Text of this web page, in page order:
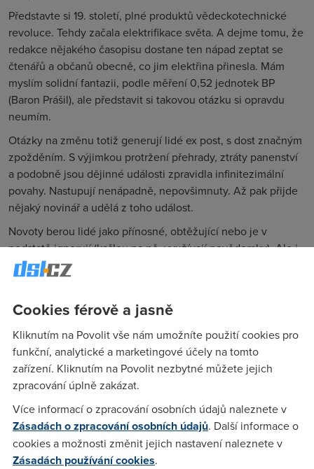
Představte si 19. století, plné produktů vědeckotechnické
revoluce. Tehdy začala elektrifikace světa. A dejme tomu, že
redakce nějakého časopisu dostane ten nápad zeptat se
čtenářů a občanů obecně, co jim elektřina přinesla. Mám
myslím solidní fantazii, podle měření 0,52 jednotek BP
(Baron Prášil), ale představit si takovou otázku si opravdu
neumím.
Otázky na změnu totiž generují lidé ex post, s dost značným
zpožděním. S výjimkou protržení přehrady, ztráty panenství
a podobně jsou dějinné události zpravidla infinitezimální
povahy. Nastupují nenápadně, nepovšimnuty. Až pak přijde
nějaký novinář a udělá z toho událost.
Novoty berou lidé jako přínosné, obtěžující nebo je v
podstatě ignorují (kašlou na ně, využívají nevědomky). Ale i
ty přínosné používají mimoděk. Neznám nikoho, kdo by
zapnul spotřebič a děkoval Bohu za dar elektřiny, stejně jako
myslí nepohodlí nespolehlivých a močí prosáklých
telefonních budek.
Doufám, že tento úvod přesvědčil i zarputilce, proč jsem
alergický na podobné ankety, zejména však na odpovědi
jejich účastníků. "Krade mi čas, bere mi soukromí..." zní jedna
z nejčastějších výhrad. Kdo tomu člověku brání, aby pořád
nesurfoval po nesmyslných stránkách bez zbla užitečné
informace, necpal své údaje, kdekoli o ně požádají, nastavují
si zasílání spamů o preferovaném zboží či službách? Stejné
Cookies férově a jasně
Kliknutím na Povolit vše nám umožníte použití cookies pro
funkční, analytické a marketingové účely na tomto
zařízení. Kliknutím na Povolit nezbytné můžete jejich
zpracování úplně zakázat.
Více informací o zpracování osobních údajů naleznete v
Zásadách o zpracování osobních údajů. Další informace o
cookies a možnosti změnit jejich nastavení naleznete v
Zásadách používání cookies.